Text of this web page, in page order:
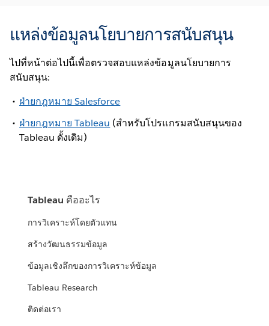
แหล่งข้อมูลนโยบายการสนับสนุน
ไปที่หน้าต่อไปนี้เพื่อตรวจสอบแหล่งข้อมูลนโยบายการ
สนับสนุน:
ฝ่ายกฎหมาย Salesforce
ฝ่ายกฎหมาย Tableau (สำหรับโปรแกรมสนับสนุนของ
Tableau ดั้งเดิม)
Tableau คืออะไร
การวิเคราะห์โดยตัวแทน
สร้างวัฒนธรรมข้อมูล
ข้อมูลเชิงลึกของการวิเคราะห์ข้อมูล
Tableau Research
ติดต่อเรา